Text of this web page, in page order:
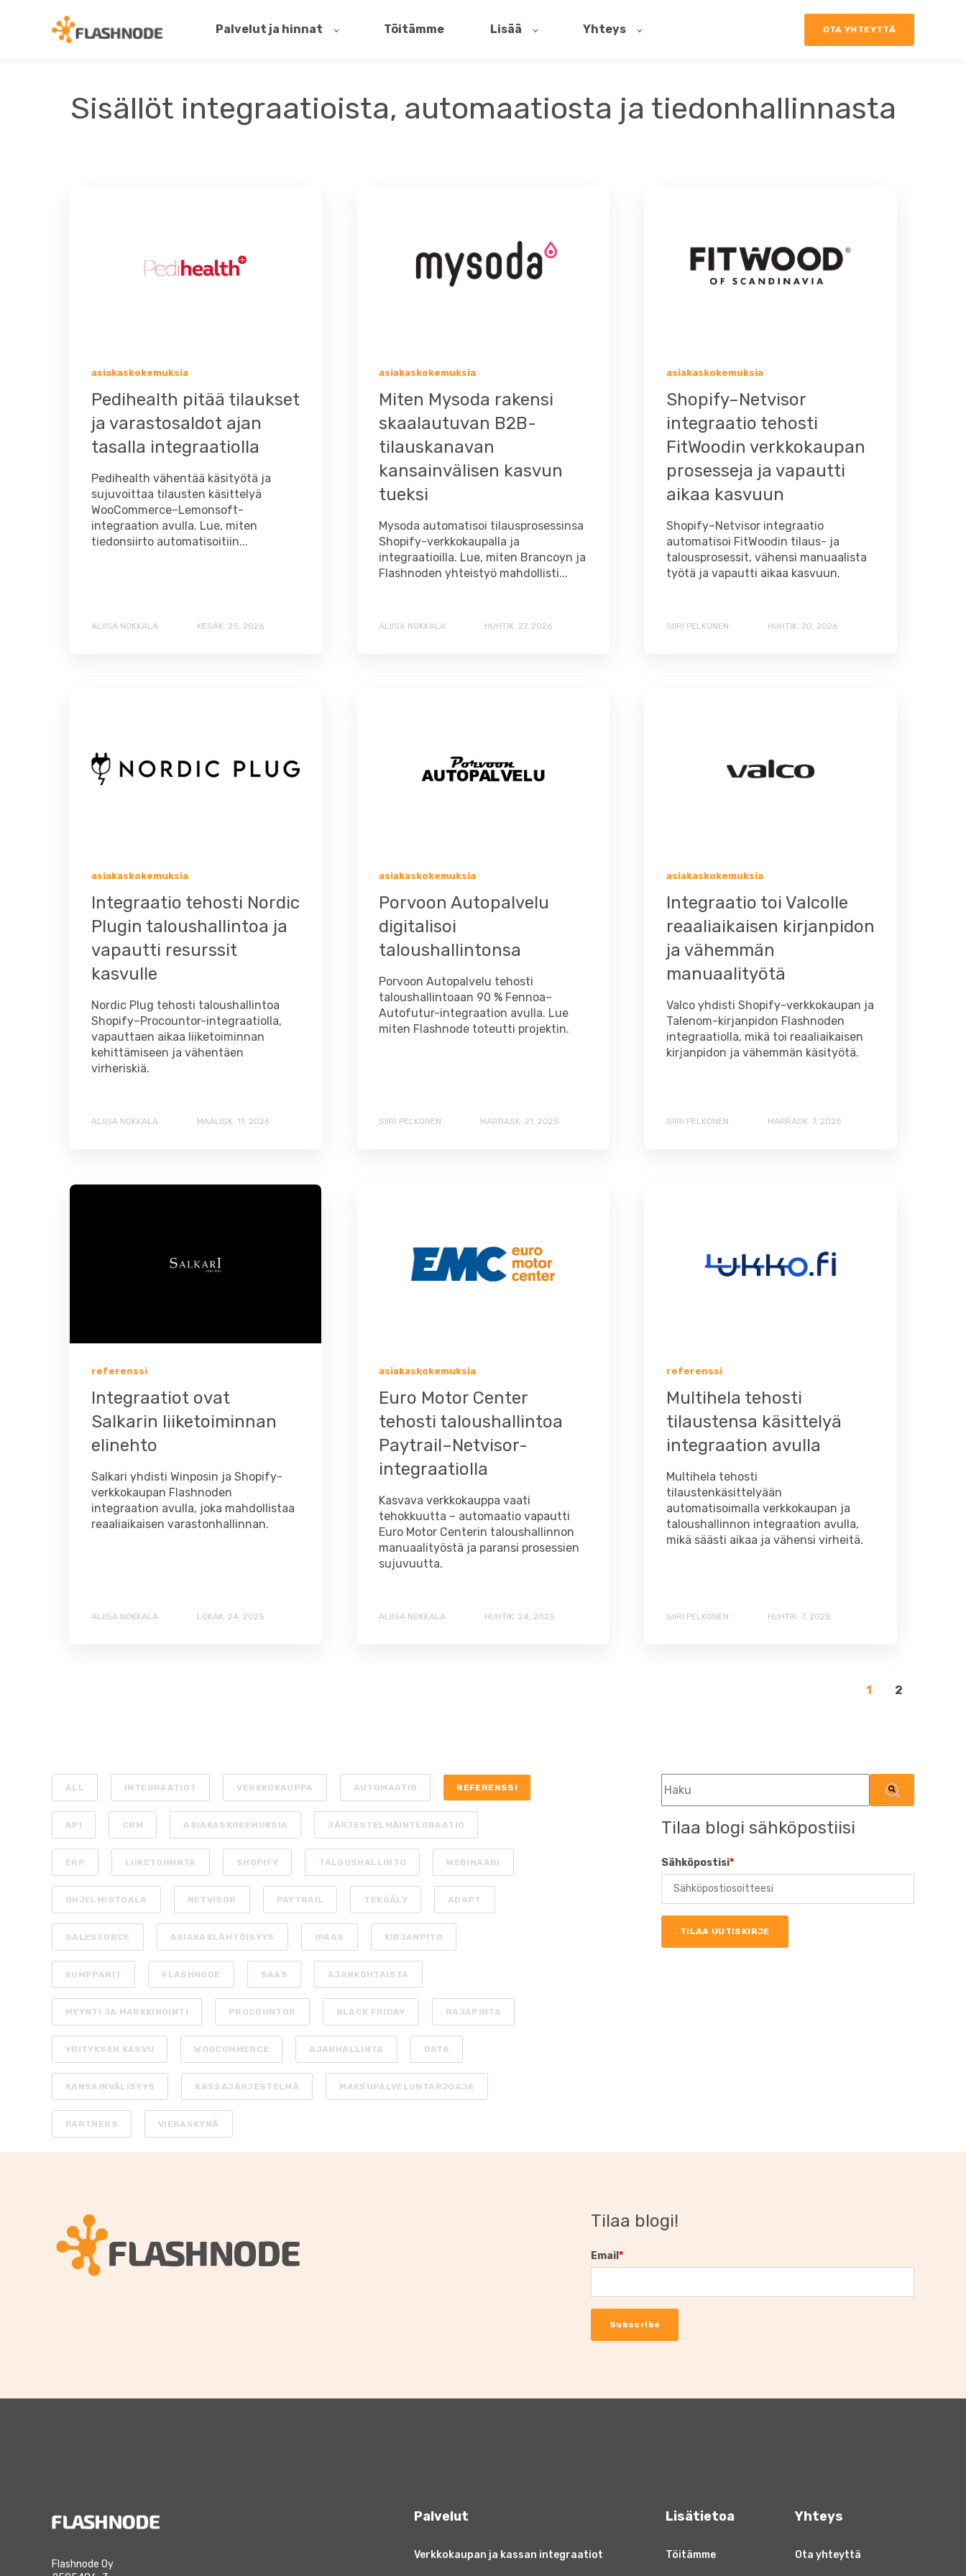
Palvelut ja hinnat Töitämme Lisää Yhteys OTA YHTEYTTÄ
Sisällöt integraatioista, automaatiosta ja tiedonhallinnasta
asiakaskokemuksia
Pedihealth pitää tilaukset
ja varastosaldot ajan
tasalla integraatiolla
Pedihealth vähentää käsityötä ja
sujuvoittaa tilausten käsittelyä
WooCommerce–Lemonsoft-
integraation avulla. Lue, miten
tiedonsiirto automatisoitiin...
ALIISA NOKKALA KESÄK. 25, 2026
asiakaskokemuksia
Miten Mysoda rakensi
skaalautuvan B2B-
tilauskanavan
kansainvälisen kasvun
tueksi
Mysoda automatisoi tilausprosessinsa
Shopify-verkkokaupalla ja
integraatioilla. Lue, miten Brancoyn ja
Flashnoden yhteistyö mahdollisti...
ALIISA NOKKALA HUHTIK. 27, 2026
asiakaskokemuksia
Shopify–Netvisor
integraatio tehosti
FitWoodin verkkokaupan
prosesseja ja vapautti
aikaa kasvuun
Shopify–Netvisor integraatio
automatisoi FitWoodin tilaus- ja
talousprosessit, vähensi manuaalista
työtä ja vapautti aikaa kasvuun.
SIIRI PELKONEN HUHTIK. 20, 2026
asiakaskokemuksia
Integraatio tehosti Nordic
Plugin taloushallintoa ja
vapautti resurssit
kasvulle
Nordic Plug tehosti taloushallintoa
Shopify–Procountor-integraatiolla,
vapauttaen aikaa liiketoiminnan
kehittämiseen ja vähentäen
virheriskiä.
ALIISA NOKKALA MAALISK. 11, 2026
asiakaskokemuksia
Porvoon Autopalvelu
digitalisoi
taloushallintonsa
Porvoon Autopalvelu tehosti
taloushallintoaan 90 % Fennoa–
Autofutur-integraation avulla. Lue
miten Flashnode toteutti projektin.
SIIRI PELKONEN MARRASK. 21, 2025
asiakaskokemuksia
Integraatio toi Valcolle
reaaliaikaisen kirjanpidon
ja vähemmän
manuaalityötä
Valco yhdisti Shopify-verkkokaupan ja
Talenom-kirjanpidon Flashnoden
integraatiolla, mikä toi reaaliaikaisen
kirjanpidon ja vähemmän käsityötä.
SIIRI PELKONEN MARRASK. 7, 2025
referenssi
Integraatiot ovat
Salkarin liiketoiminnan
elinehto
Salkari yhdisti Winposin ja Shopify-
verkkokaupan Flashnoden
integraation avulla, joka mahdollistaa
reaaliaikaisen varastonhallinnan.
ALIISA NOKKALA LOKAK. 24, 2025
asiakaskokemuksia
Euro Motor Center
tehosti taloushallintoa
Paytrail–Netvisor-
integraatiolla
Kasvava verkkokauppa vaati
tehokkuutta – automaatio vapautti
Euro Motor Centerin taloushallinnon
manuaalityöstä ja paransi prosessien
sujuvuutta.
ALIISA NOKKALA HUHTIK. 24, 2025
referenssi
Multihela tehosti
tilaustensa käsittelyä
integraation avulla
Multihela tehosti
tilaustenkäsittelyään
automatisoimalla verkkokaupan ja
taloushallinnon integraation avulla,
mikä säästi aikaa ja vähensi virheitä.
SIIRI PELKONEN HUHTIK. 7, 2025
1 2
ALL INTEGRAATIOT VERKKOKAUPPA AUTOMAATIO REFERENSSI
API CRM ASIAKASKOKEMUKSIA JÄRJESTELMÄINTEGRAATIO
ERP LIIKETOIMINTA SHOPIFY TALOUSHALLINTO WEBINAARI
OHJELMISTOALA NETVISOR PAYTRAIL TEKOÄLY ADAPT
SALESFORCE ASIAKASLÄHTÖISYYS IPAAS KIRJANPITO
KUMPPANIT FLASHNODE SAAS AJANKOHTAISTA
MYYNTI JA MARKKINOINTI PROCOUNTOR BLACK FRIDAY RAJAPINTA
YRITYKSEN KASVU WOOCOMMERCE AJANHALLINTA DATA
KANSAINVÄLISYYS KASSAJÄRJESTELMÄ MAKSUPALVELUNTARJOAJA
PARTNERS VIERASKYNÄ
Tämä on hakukenttä, johon on liitetty automaattinen
Ehdotuksia ei ole, koska hakukenttä on tyhjä.
Tilaa blogi sähköpostiisi
Sähköpostisi*
Tilaa blogi!
Email*
Flashnode Oy
Palvelut
Verkkokaupan ja kassan integraatiot
Lisätietoa
Töitämme
Yhteys
Ota yhteyttä